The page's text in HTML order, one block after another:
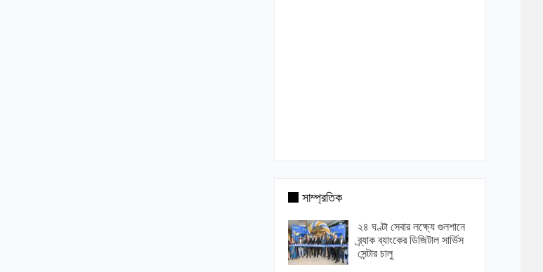
সাম্প্রতিক
২৪ ঘণ্টা সেবার লক্ষ্যে গুলশানে
ব্র্যাক ব্যাংকের ডিজিটাল সার্ভিস
সেন্টার চালু